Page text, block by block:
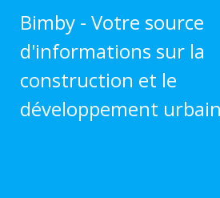
au
contenu
Bimby - Votre source
d'informations sur la
construction et le
développement urbain